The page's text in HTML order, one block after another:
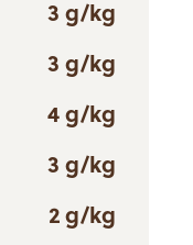
3 g/kg
3 g/kg
4 g/kg
3 g/kg
2 g/kg